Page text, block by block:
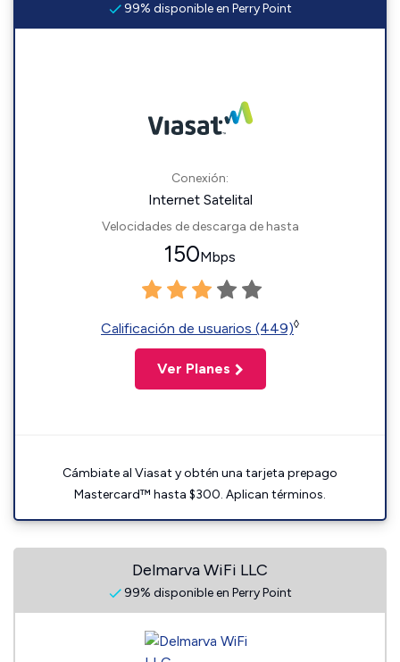
99% disponible en Perry Point
Conexión:
Internet Satelital
Velocidades de descarga de hasta
150Mbps
Calificación de usuarios (449)◊
Ver Planes
Cámbiate al Viasat y obtén una tarjeta prepago
Mastercard™ hasta $300. Aplican términos.
Delmarva WiFi LLC
99% disponible en Perry Point